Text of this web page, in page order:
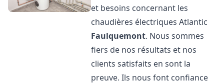
et besoins concernant les
chaudières électriques Atlantic
Faulquemont. Nous sommes
fiers de nos résultats et nos
clients satisfaits en sont la
preuve. Ils nous font confiance